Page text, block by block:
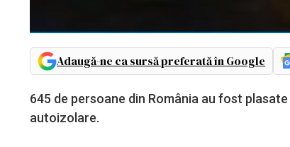
Adaugă-ne ca sursă preferată în Google
645 de persoane din România au fost
autoizolare.